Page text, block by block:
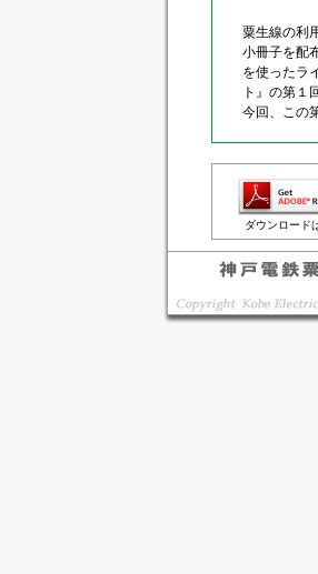
粟生線の利用
小冊子を配布
を使ったライ
ト』の第１回
今回、この第
ダウンロード